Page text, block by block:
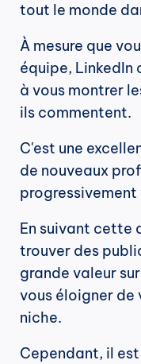
tout le monde
À mesure que
équipe, LinkedIn
à vous montrer
ils commentent.
C'est une
de nouveaux
progressivement
En suivant cette
trouver des
grande valeur
vous éloigner de
niche.
Cependant, il